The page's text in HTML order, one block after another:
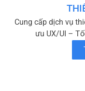
Cung cấp dịch vụ
ưu UX/UI –